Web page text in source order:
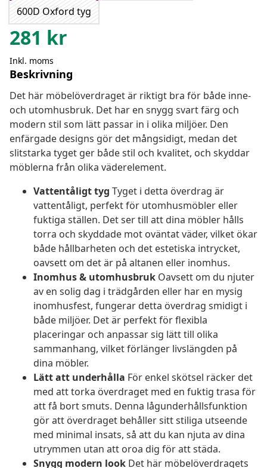
600D Oxford tyg
281 kr
Inkl. moms
Beskrivning
Det här möbelöverdraget är riktigt bra för både inne-
och utomhusbruk. Det har en snygg svart färg och
modern stil som lätt passar in i olika miljöer. Den
enfärgade designs gör det mångsidigt, medan det
slitstarka tyget ger både stil och kvalitet, och skyddar
möblerna från olika väderelement.
Vattentåligt tyg Tyget i detta överdrag är
vattentåligt, perfekt för utomhusmöbler eller
fuktiga ställen. Det ser till att dina möbler hålls
torra och skyddade mot oväntat väder, vilket ökar
både hållbarheten och det estetiska intrycket,
oavsett om det är på altanen eller inomhus.
Inomhus & utomhusbruk Oavsett om du njuter
av en solig dag i trädgården eller har en mysig
inomhusfest, fungerar detta överdrag smidigt i
både miljöer. Det är perfekt för flexibla
placeringar och anpassar sig lätt till olika
sammanhang, vilket förlänger livslängden på
dina möbler.
Lätt att underhålla För enkel skötsel räcker det
med att torka överdraget med en fuktig trasa för
att få bort smuts. Denna lågunderhållsfunktion
gör att överdraget behåller sitt stiliga utseende
med minimal insats, så att du kan njuta av dina
utrymmen utan att oroa dig för att städa.
Snygg modern look Det här möbelöverdragets